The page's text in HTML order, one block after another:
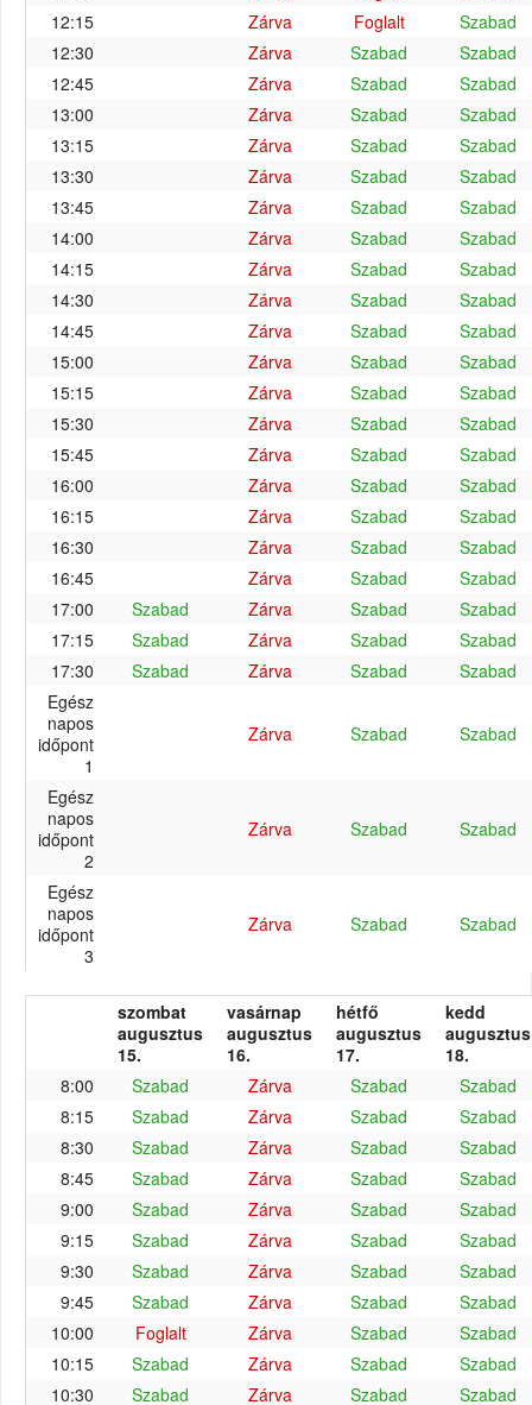
12:15
Zárva Foglalt
Szabad
12:30
Zárva Szabad
Szabad
12:45
Zárva Szabad
Szabad
13:00
Zárva Szabad
Szabad
13:15
Zárva Szabad
Szabad
13:30
Zárva Szabad
Szabad
13:45
Zárva Szabad
Szabad
14:00
Zárva Szabad
Szabad
14:15
Zárva Szabad
Szabad
14:30
Zárva Szabad
Szabad
14:45
Zárva Szabad
Szabad
15:00
Zárva Szabad
Szabad
15:15
Zárva Szabad
Szabad
15:30
Zárva Szabad
Szabad
15:45
Zárva Szabad
Szabad
16:00
Zárva Szabad
Szabad
16:15
Zárva Szabad
Szabad
16:30
Zárva Szabad
Szabad
16:45
Zárva Szabad
Szabad
17:00
Szabad Zárva Szabad
Szabad
17:15
Szabad Zárva Szabad
Szabad
17:30
Szabad Zárva Szabad
Szabad
Egész
napos
időpont
1
Zárva Szabad Szabad
Egész
napos
időpont
2
Zárva Szabad Szabad
Egész
napos
időpont
3
Zárva Szabad Szabad
szombat
augusztus
15.
vasárnap
augusztus
16.
hétfő
augusztus
17.
kedd
augusztus
18.
8:00
Szabad Zárva Szabad
Szabad
8:15
Szabad Zárva Szabad
Szabad
8:30
Szabad Zárva Szabad
Szabad
8:45
Szabad Zárva Szabad
Szabad
9:00
Szabad Zárva Szabad
Szabad
9:15
Szabad Zárva Szabad
Szabad
9:30
Szabad Zárva Szabad
Szabad
9:45
Szabad Zárva Szabad
Szabad
10:00
Foglalt Zárva Szabad
Szabad
10:15
Szabad Zárva Szabad
Szabad
10:30
Szabad Zárva Szabad
Szabad